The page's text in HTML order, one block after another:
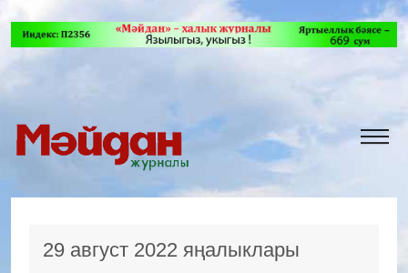
29 август 2022 яңалыклары